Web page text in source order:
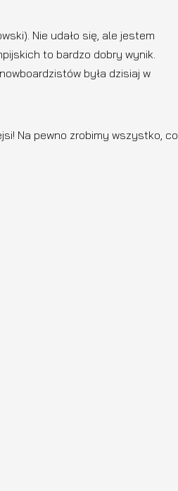
Nie udało się, ale jestem
to bardzo dobry wynik.
była dzisiaj w
Na pewno zrobimy wszystko, co